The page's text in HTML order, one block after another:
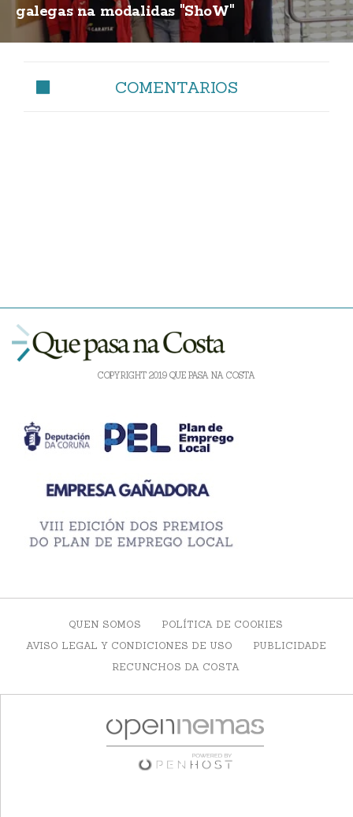
galegas na modalidas "ShoW"
COMENTARIOS
COPYRIGHT 2019 QUE PASA NA COSTA
QUEN SOMOS
POLÍTICA DE COOKIES
AVISO LEGAL Y CONDICIONES DE USO
PUBLICIDADE
RECUNCHOS DA COSTA